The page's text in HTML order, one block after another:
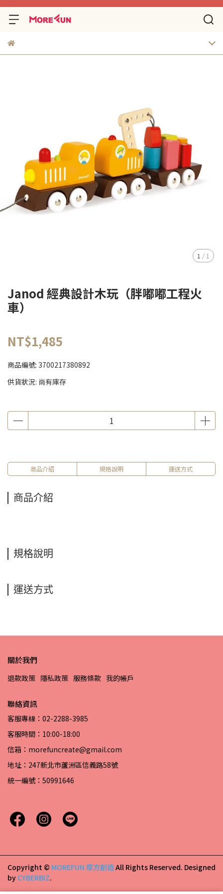
1 /1
Janod 經典設計木玩（胖嘟嘟工程火
車）
NT$1,485
商品編號: 3700217380892
供貨狀況: 尚有庫存
商品介紹 規格說明 運送方式
商品介紹
規格說明
運送方式
關於我們
退款政策 隱私政策 服務條款 我的帳戶
聯絡資訊
客服專線：02-2288-3985
客服時間：10:00-18:00
信箱：morefuncreate@gmail.com
地址：247新北市蘆洲區信義路58號
統一編號：50991646
Copyright © MOREFUN 摩方創造All Rights Reserved. Designed
by CYBERBIZ.